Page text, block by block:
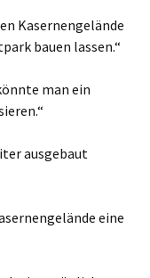
Kasernengelände
bauen lassen.“
man ein
ausgebaut
eine